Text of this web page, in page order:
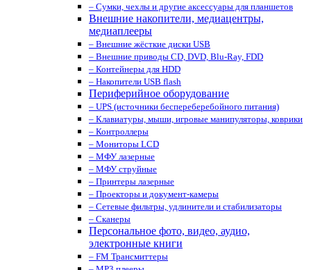
– Сумки, чехлы и другие аксессуары для планшетов
Внешние накопители, медиацентры,
медиаплееры
– Внешние жёсткие диски USB
– Внешние приводы CD, DVD, Blu-Ray, FDD
– Контейнеры для HDD
– Накопители USB flash
Периферийное оборудование
– UPS (источники беспереберебойного питания)
– Клавиатуры, мыши, игровые манипуляторы, коврики
– Контроллеры
– Мониторы LCD
– МФУ лазерные
– МФУ струйные
– Принтеры лазерные
– Проекторы и документ-камеры
– Сетевые фильтры, удлинители и стабилизаторы
– Сканеры
Персональное фото, видео, аудио,
электронные книги
– FM Трансмиттеры